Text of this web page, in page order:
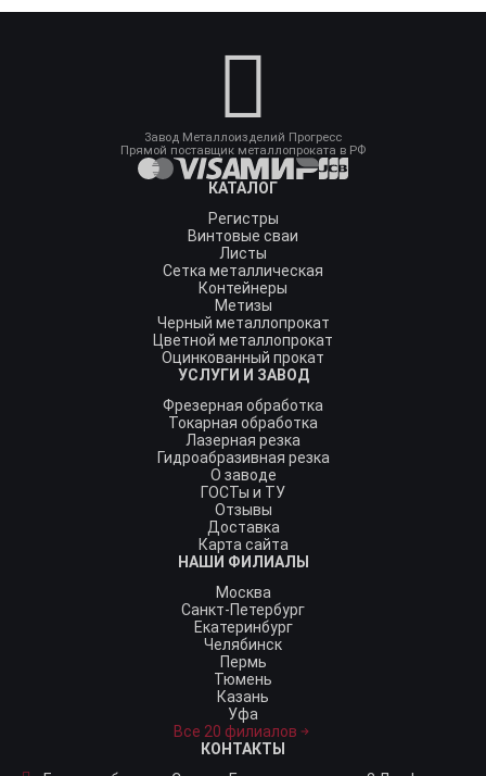
Завод Металлоизделий Прогресс
Прямой поставщик металлопроката в РФ
КАТАЛОГ
Регистры
Винтовые сваи
Листы
Сетка металлическая
Контейнеры
Метизы
Черный металлопрокат
Цветной металлопрокат
Оцинкованный прокат
УСЛУГИ И ЗАВОД
Фрезерная обработка
Токарная обработка
Лазерная резка
Гидроабразивная резка
О заводе
ГОСТы и ТУ
Отзывы
Доставка
Карта сайта
НАШИ ФИЛИАЛЫ
Москва
Санкт-Петербург
Екатеринбург
Челябинск
Пермь
Тюмень
Казань
Уфа
Все 20 филиалов
КОНТАКТЫ